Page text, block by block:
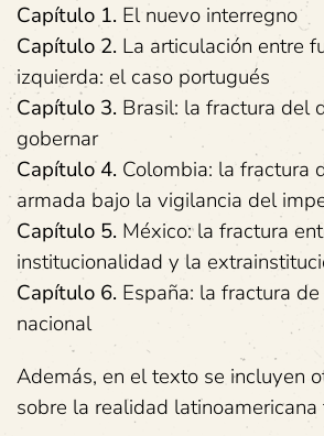
Capítulo 1. El nuevo interregno
Capítulo 2. La articulación entre
izquierda: el caso portugués
Capítulo 3. Brasil: la fractura del
gobernar
Capítulo 4. Colombia: la fractura
armada bajo la vigilancia del
Capítulo 5. México: la fractura
institucionalidad y la
Capítulo 6. España: la fractura
nacional
Además, en el texto se incluyen
sobre la realidad latinoamericana